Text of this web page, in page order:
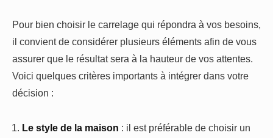
Pour bien choisir le carrelage qui répondra à vos besoins,
il convient de considérer plusieurs éléments afin de vous
assurer que le résultat sera à la hauteur de vos attentes.
Voici quelques critères importants à intégrer dans votre
décision :
Le style de la maison : il est préférable de choisir un